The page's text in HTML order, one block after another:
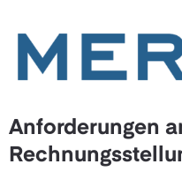
Anforderungen